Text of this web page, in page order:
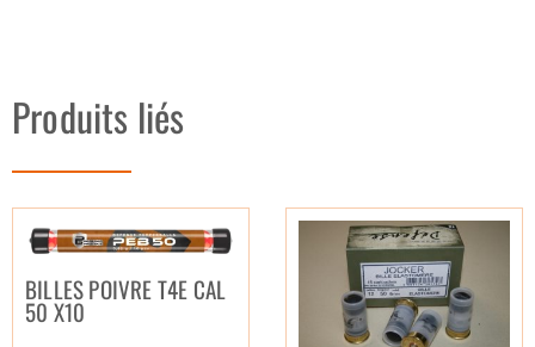
Produits liés
BILLES POIVRE T4E CAL
50 X10